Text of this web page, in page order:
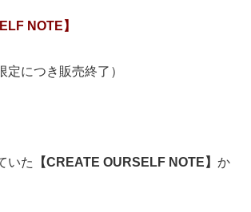
NOTE】
定につき販売終了）
いた 【CREATE OURSELF NOTE】 か